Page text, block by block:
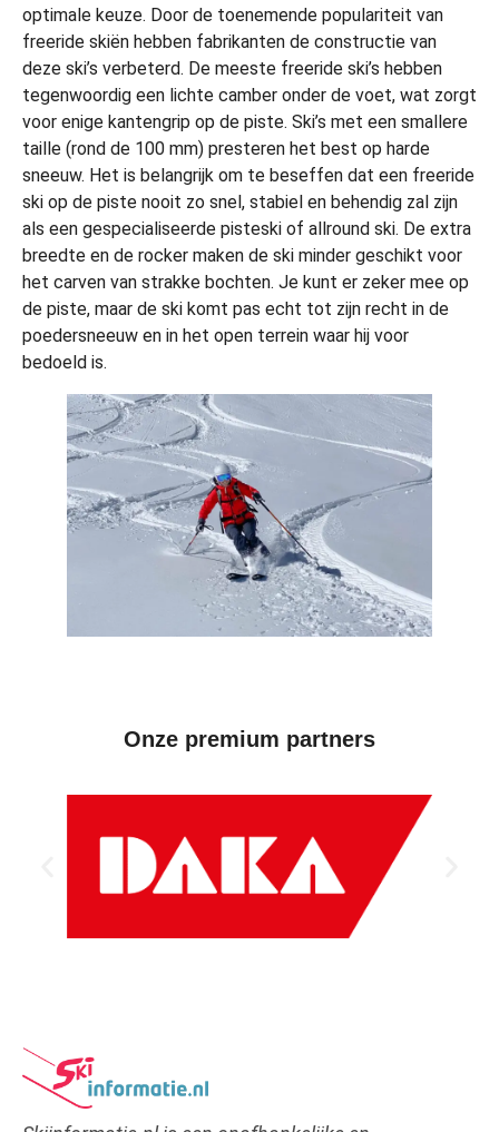
optimale keuze. Door de toenemende populariteit van
freeride skiën hebben fabrikanten de constructie van
deze ski’s verbeterd. De meeste freeride ski’s hebben
tegenwoordig een lichte camber onder de voet, wat zorgt
voor enige kantengrip op de piste. Ski’s met een smallere
taille (rond de 100 mm) presteren het best op harde
sneeuw. Het is belangrijk om te beseffen dat een freeride
ski op de piste nooit zo snel, stabiel en behendig zal zijn
als een gespecialiseerde pisteski of allround ski. De extra
breedte en de rocker maken de ski minder geschikt voor
het carven van strakke bochten. Je kunt er zeker mee op
de piste, maar de ski komt pas echt tot zijn recht in de
poedersneeuw en in het open terrein waar hij voor
bedoeld is.
Onze premium partners